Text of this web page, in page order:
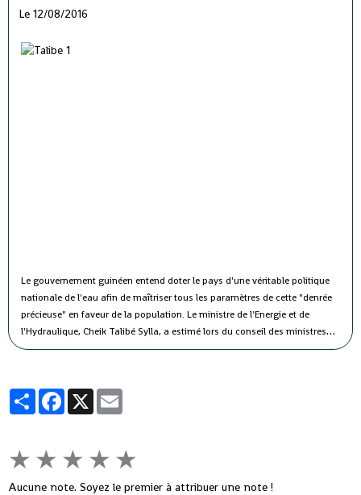
Le 12/08/2016
Le gouvernement guinéen entend doter le pays d'une véritable politique
nationale de l'eau afin de maîtriser tous les paramètres de cette "denrée
précieuse" en faveur de la population. Le ministre de l'Energie et de
l'Hydraulique, Cheik Talibé Sylla, a estimé lors du conseil des ministres
jeudi que le "potentiel des ressources en eau du pays est estimé à 226
PartagerFacebook
X
★ ★ ★ ★ ★
Aucune note. Soyez le premier à attribuer une note !